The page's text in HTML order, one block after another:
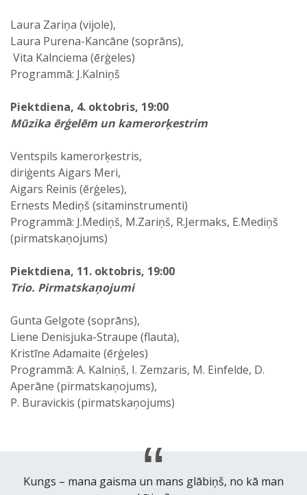
Laura Zariņa (vijole),
Laura Purena-Kancāne (soprāns),
Vita Kalnciema (ērģeles)
Programmā: J.Kalniņš
Piektdiena, 4. oktobris, 19:00
Mūzika ērģelēm un kamerorķestrim
Ventspils kamerorķestris,
diriģents Aigars Meri,
Aigars Reinis (ērģeles),
Ernests Mediņš (sitaminstrumenti)
Programmā: J.Mediņš, M.Zariņš, R.Jermaks, E.Mediņš
(pirmatskaņojums)
Piektdiena, 11. oktobris, 19:00
Trio. Pirmatskaņojumi
Gunta Gelgote (soprāns),
Liene Denisjuka-Straupe (flauta),
Kristīne Adamaite (ērģeles)
Programmā: A. Kalniņš, I. Zemzaris, M. Einfelde, D.
Aperāne (pirmatskaņojums),
P. Buravickis (pirmatskaņojums)
Kungs – mana gaisma un mans glābiņš, no kā man